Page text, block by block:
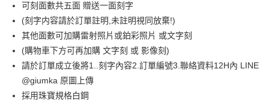
上海商業儲蓄銀行
國泰世華商業銀行
兆豐國際商業銀行
臺灣中小企業銀行
台中商業銀行
匯豐（台灣）商業銀行
華泰商業銀行
聯邦商業銀行
遠東國際商業銀行
元大商業銀行
永豐商業銀行
玉山商業銀行
台新國際商業銀行
華南商業銀行
上海商業儲蓄銀行
台北富邦商業銀行
國泰世華商業銀行
兆豐國際商業銀行
臺灣中小企業銀行
台中商業銀行
匯豐（台灣）商業銀行
華泰商業銀行
元大商業銀行
玉山商業銀行
合作金庫商業銀行
第一商業銀行
上海商業儲蓄銀行
台北富邦商業銀行
國泰世華商業銀行
兆豐國際商業銀行
臺灣中小企業銀行
台中商業銀行
匯豐（台灣）商業銀行
聯邦商業銀行
24 期 0 利率 每期 NT$28
合作金庫商業銀行
第一商業銀行
華南商業銀行
彰化商業銀行
兆豐國際商業銀行
臺灣中小企業銀行
台中商業銀行
華泰商業銀行
超商取貨付款
LINE Pay
Apple Pay
可刻面數共五面 贈送一面刻字
(刻字内容請於訂單註明,未註明視同放棄!)
其他面數可加購雷射照片或鉑彩照片 或文字刻
(購物車下方可再加購 文字刻 或 影像刻)
請於訂單成立後將1..刻字內容2.訂單編號3.聯絡資料12H內 LINE
@giumka 原圖上傳
採用珠寶規格白鋼